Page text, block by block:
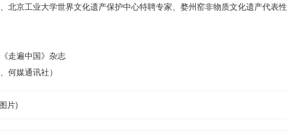
北京工业大学世界文化遗产保护中心特聘专家、婺州窑非物质文化遗产代表性
走遍中国》杂志
何媒通讯社）
片)